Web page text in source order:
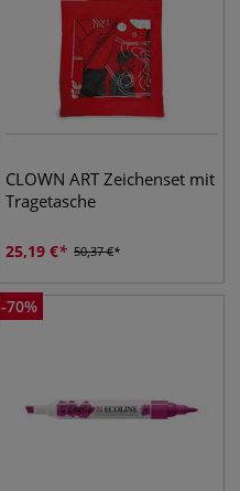
CLOWN ART Zeichenset mit
Tragetasche
25,19 € 50,37€
-70%